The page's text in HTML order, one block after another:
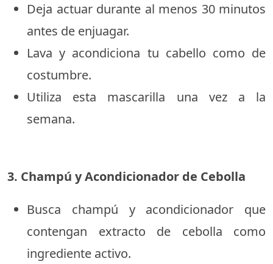
Deja actuar durante al menos 30 minutos
antes de enjuagar.
Lava y acondiciona tu cabello como de
costumbre.
Utiliza esta mascarilla una vez a la
semana.
3. Champú y Acondicionador de Cebolla
Busca champú y acondicionador que
contengan extracto de cebolla como
ingrediente activo.